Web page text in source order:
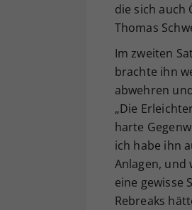
die sich auch
Thomas
Im zweiten
brachte ihn
abwehren
„Die
harte
ich habe ihn
Anlagen, und
eine gewisse
Rebreaks